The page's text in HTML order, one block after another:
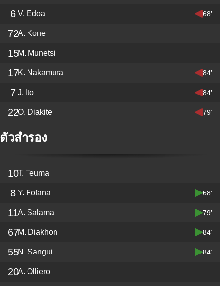
6 V. Edoa 68’
72A. Kone
15M. Munetsi
17K. Nakamura 84’
7 J. Ito 84’
22O. Diakite 79’
ตัวสำรอง
10T. Teuma
8 Y. Fofana 68’
11A. Salama 79’
67M. Diakhon 84’
55N. Sangui 84’
20A. Olliero